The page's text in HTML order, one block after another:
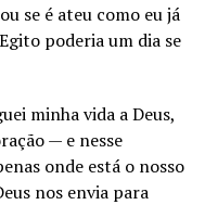
se é ateu como eu já
poderia um dia se
minha vida a Deus,
— e nesse
onde está o nosso
nos envia para